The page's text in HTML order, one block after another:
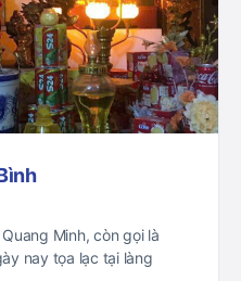
Minh, còn gọi là
nay tọa lạc tại làng